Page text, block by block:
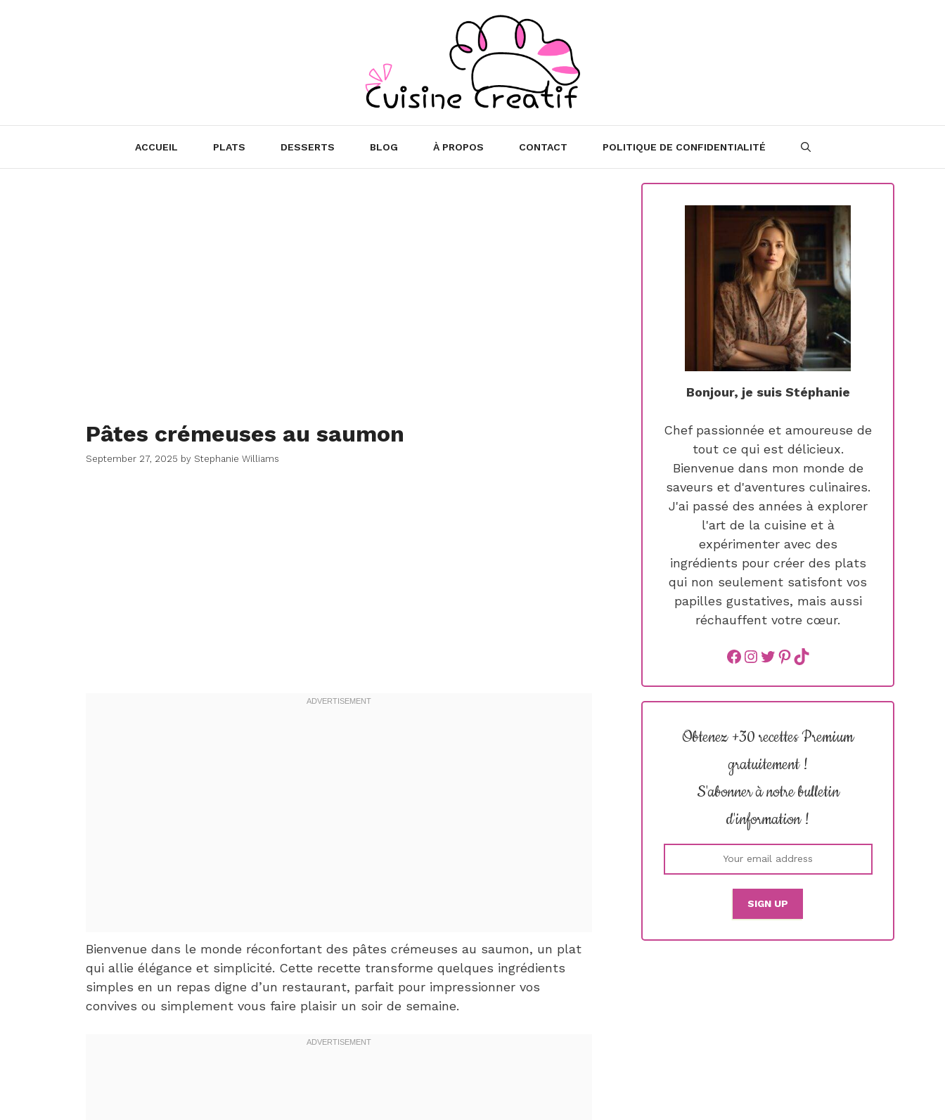
ACCUEIL PLATS DESSERTS BLOG À PROPOS CONTACT POLITIQUE DE CONFIDENTIALITÉ
Pâtes crémeuses au saumon
September 27, 2025 by Stephanie Williams
Bienvenue dans le monde réconfortant des pâtes crémeuses au saumon, un plat
qui allie élégance et simplicité. Cette recette transforme quelques ingrédients
simples en un repas digne d’un restaurant, parfait pour impressionner vos
convives ou simplement vous faire plaisir un soir de semaine.
Bonjour, je suis Stéphanie
Chef passionnée et amoureuse de
tout ce qui est délicieux.
Bienvenue dans mon monde de
saveurs et d'aventures culinaires.
J'ai passé des années à explorer
l'art de la cuisine et à
expérimenter avec des
ingrédients pour créer des plats
qui non seulement satisfont vos
papilles gustatives, mais aussi
réchauffent votre cœur.
Facebook
instagram
Twitter
Pinterest
TikTok
Obtenez +30 recettes Premium
gratuitement !
S'abonner à notre bulletin
d'information !